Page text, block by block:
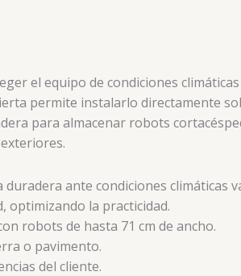
el equipo de condiciones
permite instalarlo directamente
para almacenar robots
.
ante condiciones climáticas
optimizando la practicidad.
robots de hasta 71 cm de ancho.
o pavimento.
del cliente.